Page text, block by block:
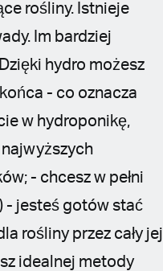
rośliny. Istnieje
Im bardziej
hydro możesz
- co oznacza
w hydroponikę,
- chcesz w pełni
- jesteś gotów stać
rośliny przez cały jej
idealnej metody